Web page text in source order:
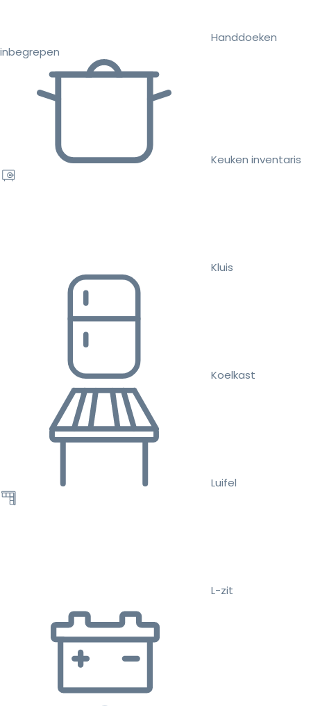
Handdoeken
inbegrepen
Keuken inventaris
Kluis
Koelkast
Luifel
L-zit